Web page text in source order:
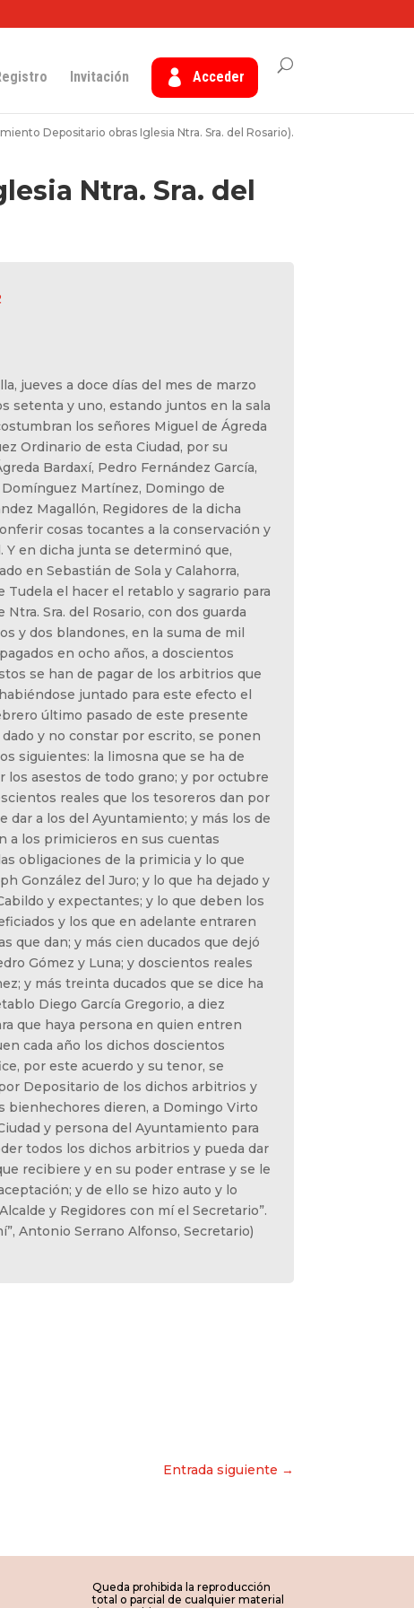
Invitación Acceder
Depositario obras Iglesia Ntra. Sra. del Rosario).
Ntra. Sra. del
jueves a doce días del mes de marzo
setenta y uno, estando juntos en la sala
los señores Miguel de Ágreda
Ordinario de esta Ciudad, por su
Bardaxí, Pedro Fernández García,
Martínez, Domingo de
Magallón, Regidores de la dicha
cosas tocantes a la conservación y
Y en dicha junta se determinó que,
en Sebastián de Sola y Calahorra,
Tudela el hacer el retablo y sagrario para
Ntra. Sra. del Rosario, con dos guarda
y dos blandones, en la suma de mil
en ocho años, a doscientos
se han de pagar de los arbitrios que
juntado para este efecto el
último pasado de este presente
y no constar por escrito, se ponen
siguientes: la limosna que se ha de
los asestos de todo grano; y por octubre
reales que los tesoreros dan por
dar a los del Ayuntamiento; y más los de
a los primicieros en sus cuentas
obligaciones de la primicia y lo que
González del Juro; y lo que ha dejado y
y expectantes; y lo que deben los
y los que en adelante entraren
que dan; y más cien ducados que dejó
Gómez y Luna; y doscientos reales
y más treinta ducados que se dice ha
Diego García Gregorio, a diez
que haya persona en quien entren
cada año los dichos doscientos
por este acuerdo y su tenor, se
Depositario de los dichos arbitrios y
bienhechores dieren, a Domingo Virto
y persona del Ayuntamiento para
todos los dichos arbitrios y pueda dar
recibiere y en su poder entrase y se le
y de ello se hizo auto y lo
y Regidores con mí el Secretario”.
Antonio Serrano Alfonso, Secretario)
Entrada siguiente →
Queda prohibida la reproducción
total o parcial de cualquier material